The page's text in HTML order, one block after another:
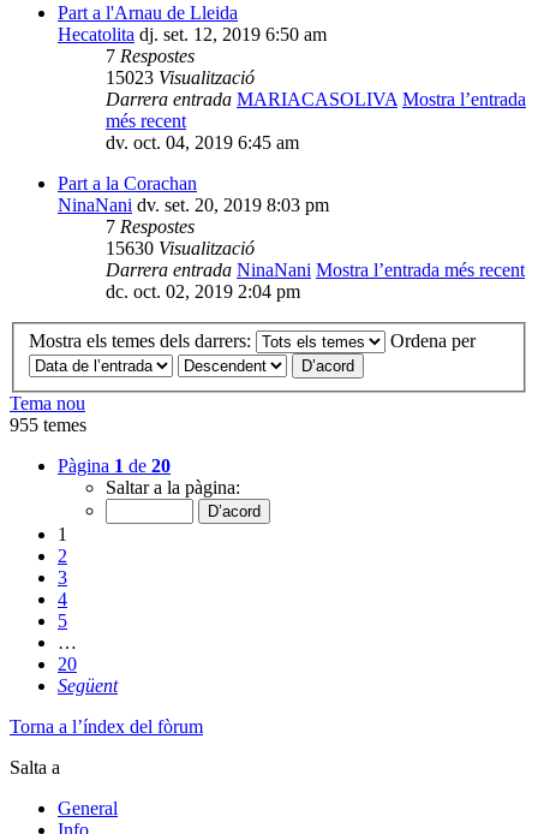
Part a l'Arnau de Lleida
Hecatolita dj. set. 12, 2019 6:50 am
7 Respostes
15023 Visualització
Darrera entrada MARIACASOLIVA Mostra l’entrada
més recent
dv. oct. 04, 2019 6:45 am
Part a la Corachan
NinaNani dv. set. 20, 2019 8:03 pm
7 Respostes
15630 Visualització
Darrera entrada NinaNani Mostra l’entrada més recent
dc. oct. 02, 2019 2:04 pm
Mostra els temes dels darrers: Ordena per
Tema nou
955 temes
Pàgina 1 de 20
Saltar a la pàgina:
1
2
3
4
5
…
20
Següent
Torna a l’índex del fòrum
Salta a
General